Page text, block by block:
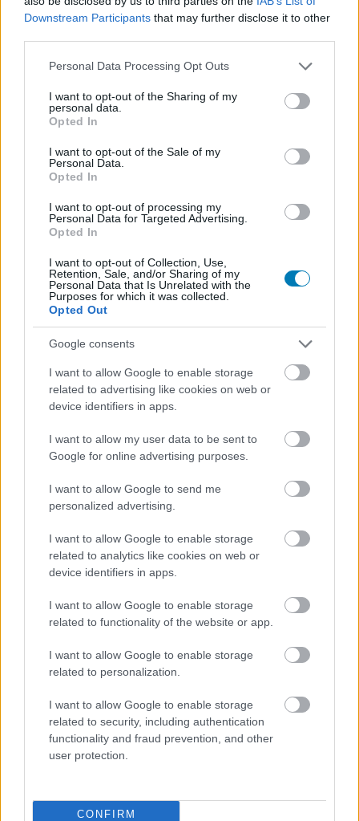
Downstream Participants that may further disclose it to other
Please note that this website/app uses one or more Google
not limited to your visit or usage behaviour. You may click to
grant or deny consent to Google and its third-party tags to
use your data for below specified purposes in below Google
consent section.
Personal Data Processing Opt Outs
I want to opt-out of the Sharing of my
personal data.
Opted In
I want to opt-out of the Sale of my
Personal Data.
Opted In
I want to opt-out of processing my
Personal Data for Targeted Advertising.
Opted In
I want to opt-out of Collection, Use,
Retention, Sale, and/or Sharing of my
Personal Data that Is Unrelated with the
Purposes for which it was collected.
Opted Out
Google consents
I want to allow Google to enable storage
related to advertising like cookies on web or
device identifiers in apps.
I want to allow my user data to be sent to
Google for online advertising purposes.
I want to allow Google to send me
personalized advertising.
I want to allow Google to enable storage
related to analytics like cookies on web or
device identifiers in apps.
I want to allow Google to enable storage
related to functionality of the website or app.
I want to allow Google to enable storage
related to personalization.
I want to allow Google to enable storage
related to security, including authentication
functionality and fraud prevention, and other
user protection.
CONFIRM
visszakapja a pénzét.
SMASH by Meló-Diák: Homok, zene és a nyár legjobb
Július végén folytatódik a balatoni strandröplabda-
sorozat.
#square enix #stream
#szolgáltatás
Forza Horizon 2 - még idén
2014 január 17. 21:10
Horizon folytatása, úgyhogy kezdjük elhinni.
Újabb bizonyítékok jöttek.
44.99%
Az Ultima Sports nevű sportautókat gyártó cég -
melynek járművei például a Forza 4-ben és a Forza 5
hogy meghosszabbította a szerződését a Microsofttal.
Ez önmagában még nem lenne elég bizonyíték arra, hogy
máris jön az új
szerződés egy idén megjelenő videojátékra vonatkozik.